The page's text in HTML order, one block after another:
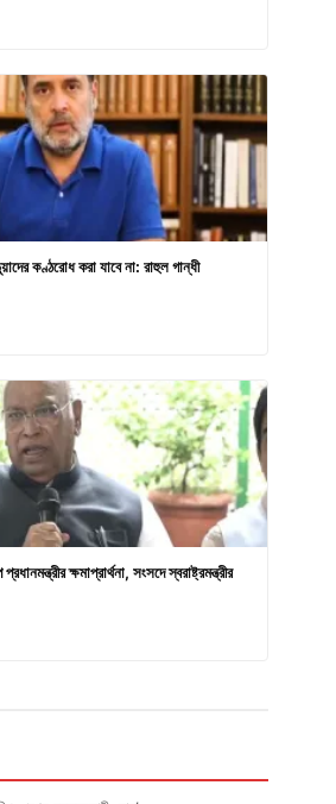
কণ্ঠরোধ করা যাবে না: রাহুল গান্ধী
ক্ষমাপ্রার্থনা, সংসদে স্বরাষ্ট্রমন্ত্রীর